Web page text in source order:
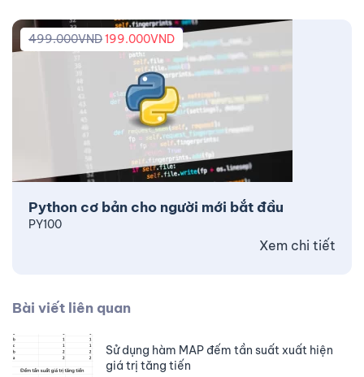
Python cơ bản cho người mới bắt đầu
499.000VND199.000VND
PY100
Xem chi tiết
Bài viết liên quan
Sử dụng hàm MAP đếm tần suất xuất hiện
giá trị tăng tiến